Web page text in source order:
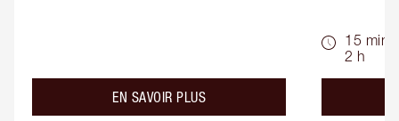
EN SAVOIR PLUSabout the
15 min -
2 h